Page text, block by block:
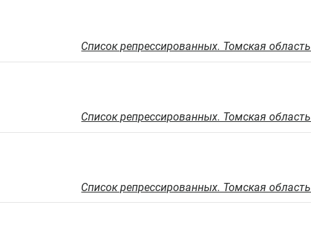
Список репрессированных. Томская область
Список репрессированных. Томская область
Список репрессированных. Томская область